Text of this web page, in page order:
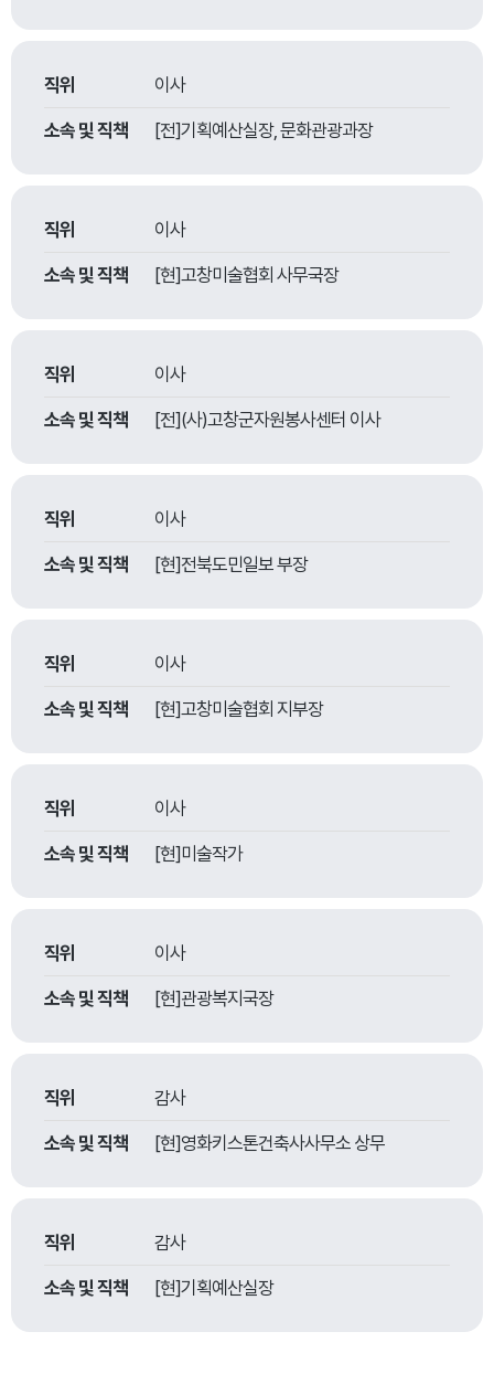
직위 이사
소속 및 직책 [전]기획예산실장, 문화관광과장
직위 이사
소속 및 직책 [현]고창미술협회 사무국장
직위 이사
소속 및 직책 [전](사)고창군자원봉사센터 이사
직위 이사
소속 및 직책 [현]전북도민일보 부장
직위 이사
소속 및 직책 [현]고창미술협회 지부장
직위 이사
소속 및 직책 [현]미술작가
직위 이사
소속 및 직책 [현]관광복지국장
직위 감사
소속 및 직책 [현]영화키스톤건축사사무소 상무
직위 감사
소속 및 직책 [현]기획예산실장